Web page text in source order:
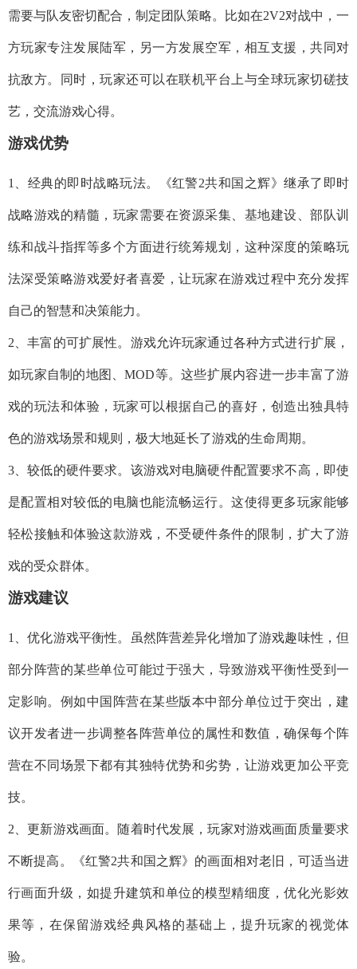
需要与队友密切配合，制定团队策略。比如在2V2对战中，一
方玩家专注发展陆军，另一方发展空军，相互支援，共同对
抗敌方。同时，玩家还可以在联机平台上与全球玩家切磋技
艺，交流游戏心得。
游戏优势
1、经典的即时战略玩法。《红警2共和国之辉》继承了即时
战略游戏的精髓，玩家需要在资源采集、基地建设、部队训
练和战斗指挥等多个方面进行统筹规划，这种深度的策略玩
法深受策略游戏爱好者喜爱，让玩家在游戏过程中充分发挥
自己的智慧和决策能力。
2、丰富的可扩展性。游戏允许玩家通过各种方式进行扩展，
如玩家自制的地图、MOD等。这些扩展内容进一步丰富了游
戏的玩法和体验，玩家可以根据自己的喜好，创造出独具特
色的游戏场景和规则，极大地延长了游戏的生命周期。
3、较低的硬件要求。该游戏对电脑硬件配置要求不高，即使
是配置相对较低的电脑也能流畅运行。这使得更多玩家能够
轻松接触和体验这款游戏，不受硬件条件的限制，扩大了游
戏的受众群体。
游戏建议
1、优化游戏平衡性。虽然阵营差异化增加了游戏趣味性，但
部分阵营的某些单位可能过于强大，导致游戏平衡性受到一
定影响。例如中国阵营在某些版本中部分单位过于突出，建
议开发者进一步调整各阵营单位的属性和数值，确保每个阵
营在不同场景下都有其独特优势和劣势，让游戏更加公平竞
技。
2、更新游戏画面。随着时代发展，玩家对游戏画面质量要求
不断提高。《红警2共和国之辉》的画面相对老旧，可适当进
行画面升级，如提升建筑和单位的模型精细度，优化光影效
果等，在保留游戏经典风格的基础上，提升玩家的视觉体
验。